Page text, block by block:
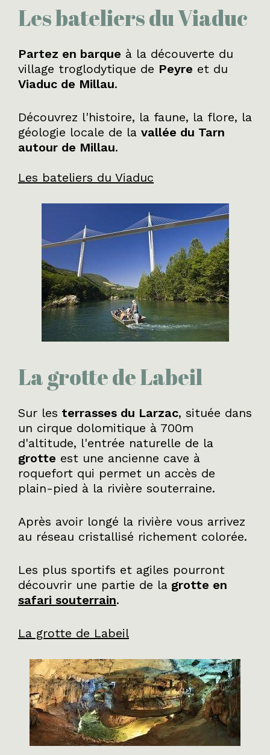
Les bateliers du Viaduc
Partez en barque à la découverte du
village troglodytique de Peyre et du
Viaduc de Millau.
Découvrez l'histoire, la faune, la flore, la
géologie locale de la vallée du Tarn
autour de Millau.
Les bateliers du Viaduc
La grotte de Labeil
Sur les terrasses du Larzac, située dans
un cirque dolomitique à 700m
d'altitude, l'entrée naturelle de la
grotte est une ancienne cave à
roquefort qui permet un accès de
plain-pied à la rivière souterraine.
Après avoir longé la rivière vous arrivez
au réseau cristallisé richement colorée.
Les plus sportifs et agiles pourront
découvrir une partie de la grotte en
safari souterrain.
La grotte de Labeil